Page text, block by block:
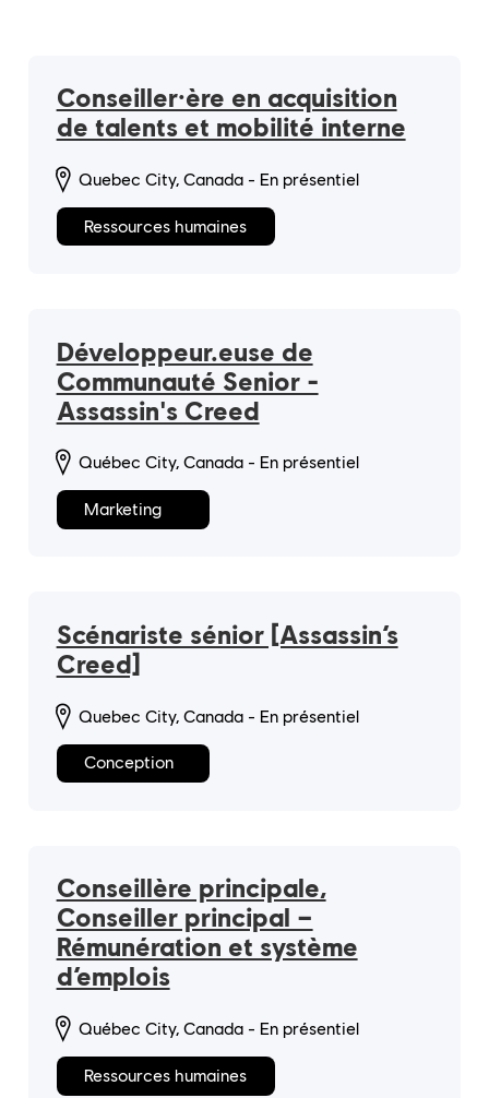
Conseiller·ère en acquisition
de talents et mobilité interne
Quebec City, Canada - En présentiel
Ressources humaines
Développeur.euse de
Communauté Senior -
Assassin's Creed
Québec City, Canada - En présentiel
Marketing
Scénariste sénior [Assassin’s
Creed]
Quebec City, Canada - En présentiel
Conception
Conseillère principale,
Conseiller principal –
Rémunération et système
d’emplois
Québec City, Canada - En présentiel
Ressources humaines